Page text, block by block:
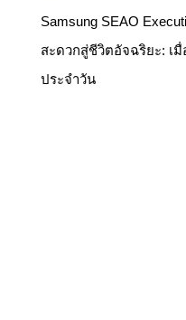
Samsung SEAO
สะดวกสู่ชีวิตอัจฉริยะ: เ
ประจำวัน